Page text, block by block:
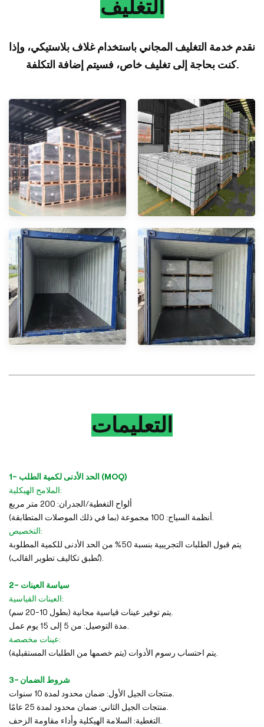
التغليف
نقدم خدمة التغليف المجاني باستخدام غلاف بلاستيكي، وإذا
كنت بحاجة إلى تغليف خاص، فسيتم إضافة التكلفة.
التعليمات
1- الحد الأدنى لكمية الطلب (MOQ)
الملامح الهيكلية:
ألواح التغطية/الجدران: 200 متر مربع
التخصيص:
يتم قبول الطلبات التجريبية بنسبة 50% من الحد الأدنى للكمية المطلوبة
2- سياسة العينات
العينات القياسية:
عينات مخصصة:
3- شروط الضمان